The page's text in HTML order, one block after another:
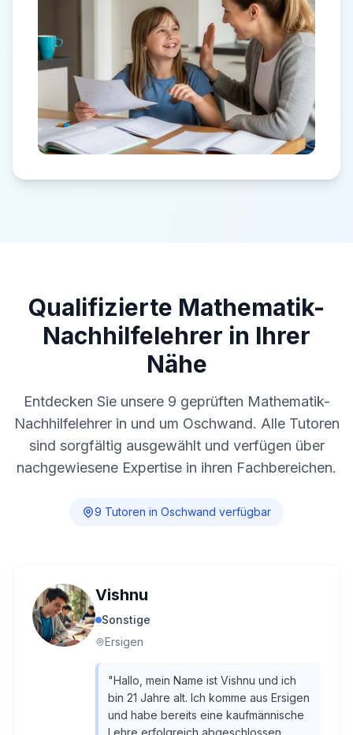
Qualifizierte Mathematik-
Nachhilfelehrer in Ihrer
Nähe
Entdecken Sie unsere 9 geprüften Mathematik-
Nachhilfelehrer in und um Oschwand. Alle Tutoren
sind sorgfältig ausgewählt und verfügen über
nachgewiesene Expertise in ihren Fachbereichen.
9 Tutoren in Oschwand verfügbar
Vishnu
Sonstige
Ersigen
"Hallo, mein Name ist Vishnu und ich
bin 21 Jahre alt. Ich komme aus Ersigen
und habe bereits eine kaufmännische
Lehre erfolgreich abgeschlossen.